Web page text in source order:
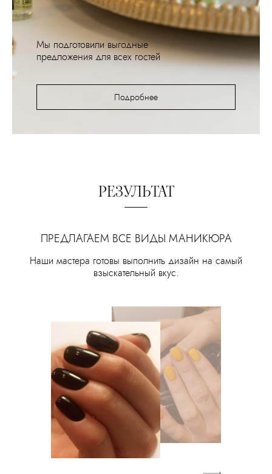
Мы подготовили выгодные
предложения для всех гостей
Подробнее
РЕЗУЛЬТАТ
ПРЕДЛАГАЕМ ВСЕ ВИДЫ МАНИКЮРА
Наши мастера готовы выполнить дизайн на самый
взыскательный вкус.